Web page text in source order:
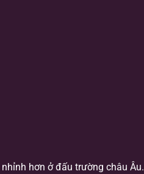
hơn ở đấu trường châu Âu.